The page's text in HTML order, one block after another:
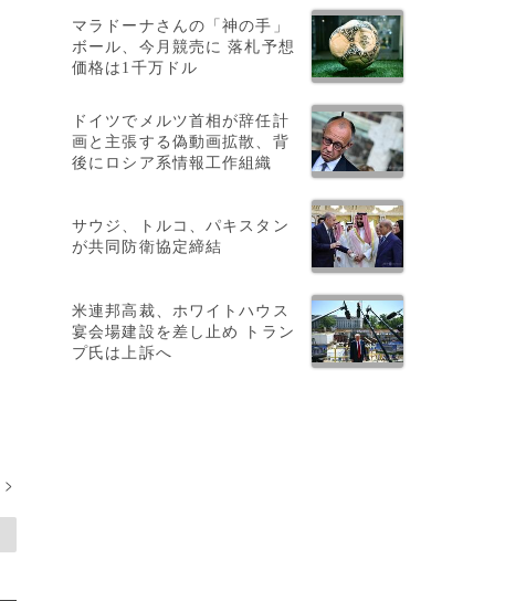
>
マラドーナさんの「神の手」
ボール、今月競売に 落札予想
価格は1千万ドル
ドイツでメルツ首相が辞任計
画と主張する偽動画拡散、背
後にロシア系情報工作組織
サウジ、トルコ、パキスタン
が共同防衛協定締結
米連邦高裁、ホワイトハウス
宴会場建設を差し止め トラン
プ氏は上訴へ